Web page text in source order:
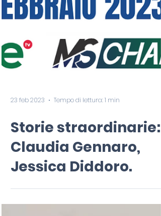
23 feb 2023 Tempo di lettura: 1 min
Storie straordinarie: